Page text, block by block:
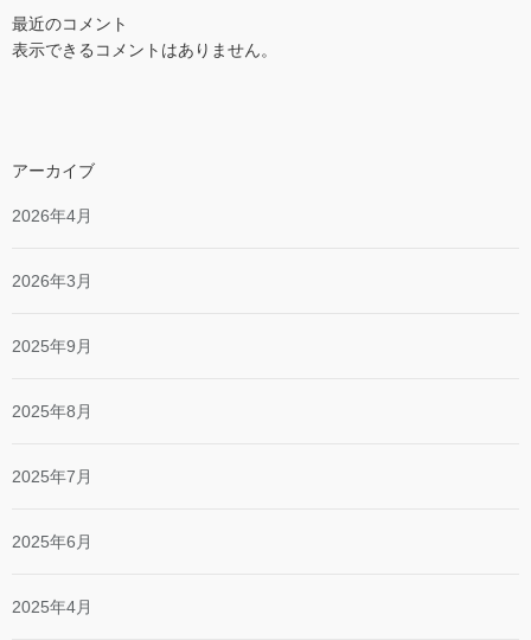
最近のコメント
表示できるコメントはありません。
アーカイブ
2026年4月
2026年3月
2025年9月
2025年8月
2025年7月
2025年6月
2025年4月